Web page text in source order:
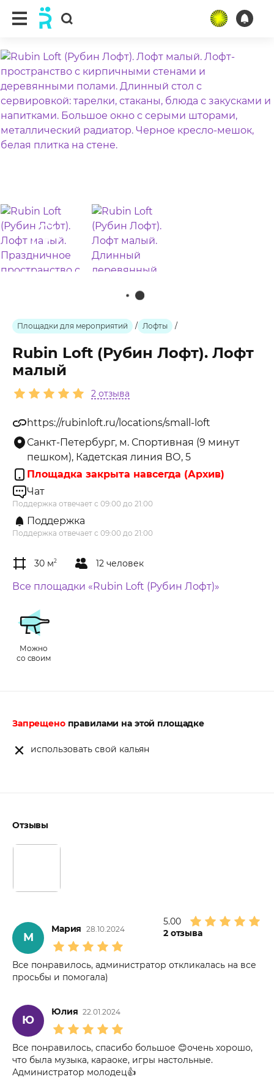
Площадки для мероприятий / Лофты /
Rubin Loft (Рубин Лофт). Лофт
малый
2 отзыва
https://rubinloft.ru/locations/small-loft
Санкт-Петербург, м. Спортивная (9 минут
пешком), Кадетская линия ВО, 5
Площадка закрыта навсегда (Архив)
Чат
Поддержка отвечает с 09:00 до 21:00
Поддержка
Поддержка отвечает с 09:00 до 21:00
30 м2 12 человек
Все площадки «Rubin Loft (Рубин Лофт)»
Можно
со своим
Запрещеноправилами на этой площадке
использовать свой кальян
Отзывы
5.00
2отзыва
М
Мария 28.10.2024
Все понравилось, администратор откликалась на все
просьбы и помогала)
Ю
Юлия 22.01.2024
Все понравилось, спасибо большое 😊очень хорошо,
что была музыка, караоке, игры настольные.
Администратор молодец👍